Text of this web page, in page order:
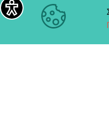
Ο Μερσώ δεν ζητά